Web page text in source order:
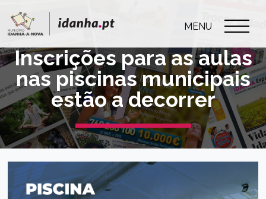
MENU
Inscrições para as aulas
nas piscinas municipais
estão a decorrer